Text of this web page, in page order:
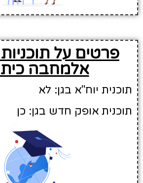
פרטים על תוכניות
אלמחבה
תוכנית יוח"א בגן: לא
תוכנית אופק חדש בגן: כן